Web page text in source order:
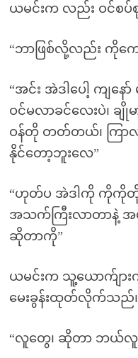
ယမင်းက လည်း ဝင်စ
“ဘာဖြစ်လို့လည်း ကိုကျ
“အင်း အဲဒါပေါ့ ကျနေ
ဝင်မလာခင်လေးပဲ၊ ချို
ဝန်တို တတ်တယ်၊ ကြာ
နိုင်တော့ဘူးလေ”
“ဟုတ်ပ အဲဒါကို ကိုကိုတို့
အသက်ကြီးလာတာနဲ့
ဆိုတာကို”
ယမင်းက သူ့ယောက်ျား
မေးခွန်းထုတ်လိုက်သည်
“လူတွေ၊ ဆိုတာ ဘယ်လူ